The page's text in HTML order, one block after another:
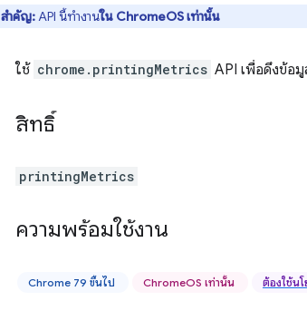
สำคัญ:API นี้ทำงานใน ChromeOS เท่านั้น
ใช้ chrome.printingMetrics API เพื่อดึงข้อมู
สิทธิ์
printingMetrics
ความพร้อมใช้งาน
Chrome 79 ขึ้นไป ChromeOS เท่านั้น ต้องใช้นโ